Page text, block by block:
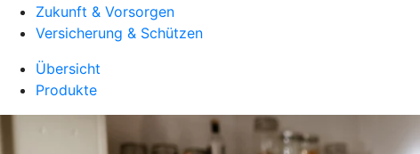
Zukunft & Vorsorgen
Versicherung & Schützen
Übersicht
Produkte